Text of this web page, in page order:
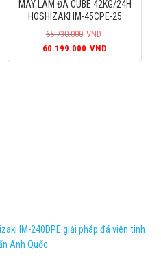
MÁY LÀM ĐÁ CUBE 42KG/24H
HOSHIZAKI IM-45CPE-25
65.730.000 VND
Giá
gốc
60.199.000 VND
hiện
IM-240DPE giải pháp đá viên tinh
Anh Quốc